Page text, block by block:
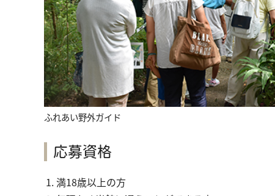
ふれあい野外ガイド
応募資格
満18歳以上の方